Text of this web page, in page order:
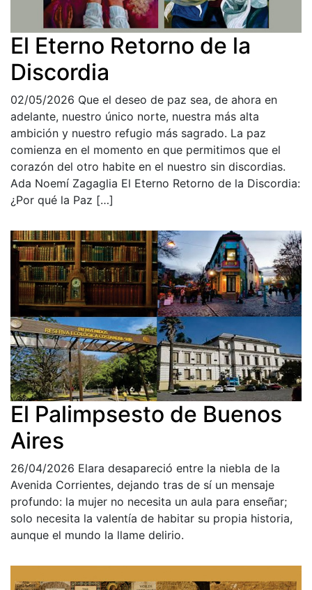
El Eterno Retorno de la
Discordia
02/05/2026 Que el deseo de paz sea, de ahora en
adelante, nuestro único norte, nuestra más alta
ambición y nuestro refugio más sagrado. La paz
comienza en el momento en que permitimos que el
corazón del otro habite en el nuestro sin discordias.
Ada Noemí Zagaglia El Eterno Retorno de la Discordia:
¿Por qué la Paz […]
El Palimpsesto de Buenos
Aires
26/04/2026 Elara desapareció entre la niebla de la
Avenida Corrientes, dejando tras de sí un mensaje
profundo: la mujer no necesita un aula para enseñar;
solo necesita la valentía de habitar su propia historia,
aunque el mundo la llame delirio.